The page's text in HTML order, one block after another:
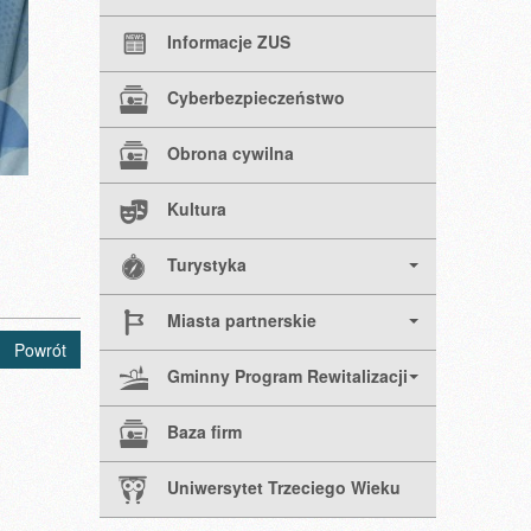
Informacje ZUS
Cyberbezpieczeństwo
Obrona cywilna
Kultura
Turystyka
Miasta partnerskie
Gminny Program Rewitalizacji
Baza firm
Uniwersytet Trzeciego Wieku
Powrót